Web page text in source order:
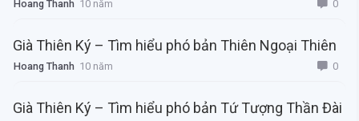
Hoang Thanh 10 năm 0
Già Thiên Ký – Tìm hiểu phó bản Thiên Ngoại Thiên
Hoang Thanh 10 năm 0
Già Thiên Ký – Tìm hiểu phó bản Tứ Tượng Thần Đài